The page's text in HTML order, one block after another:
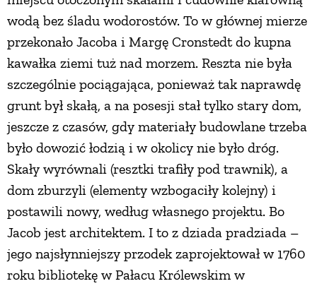
wodą bez śladu wodorostów. To w głównej mierze
przekonało Jacoba i Margę Cronstedt do kupna
kawałka ziemi tuż nad morzem. Reszta nie była
szczególnie pociągająca, ponieważ tak naprawdę
grunt był skałą, a na posesji stał tylko stary dom,
jeszcze z czasów, gdy materiały budowlane trzeba
było dowozić łodzią i w okolicy nie było dróg.
Skały wyrównali (resztki trafiły pod trawnik), a
dom zburzyli (elementy wzbogaciły kolejny) i
postawili nowy, według własnego projektu. Bo
Jacob jest architektem. I to z dziada pradziada –
jego najsłynniejszy przodek zaprojektował w 1760
roku bibliotekę w Pałacu Królewskim w
ZRÓB TO SAM
PRZEPISY
ŚNIADANIA
PRZYSTAWKI
ZUPY
DANIA GŁÓWNE